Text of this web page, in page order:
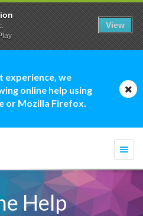
experience, we
online help using
or Mozilla Firefox.
Help
View